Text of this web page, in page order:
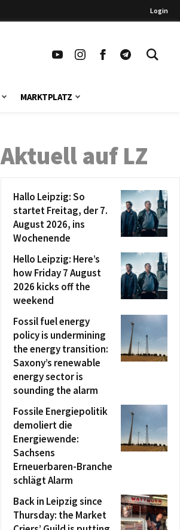
Login
MARKTPLATZ
Aktuell auf LZ
Hallo Leipzig: So
startet Freitag, der 7.
August 2026, ins
Wochenende
Hello Leipzig: Here’s
how Friday 7 August
2026 kicks off the
weekend
Fossil fuel energy
policy is undermining
the energy transition:
Saxony’s renewable
energy sector is
sounding the alarm
Fossile Energiepolitik
demoliert die
Energiewende:
Sachsens
Erneuerbaren-Branche
schlägt Alarm
Back in Leipzig since
Thursday: the Market